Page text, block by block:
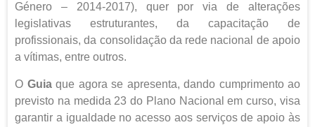
Género – 2014-2017), quer por via de alterações
legislativas estruturantes, da capacitação de
profissionais, da consolidação da rede nacional de apoio
a vítimas, entre outros.
O Guiaque agora se apresenta, dando cumprimento ao
previsto na medida 23 do Plano Nacional em curso, visa
garantir a igualdade no acesso aos serviços de apoio às